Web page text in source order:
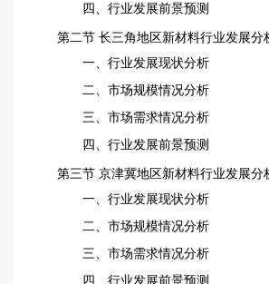
四、行业发展前景预测
第二节 长三角地区新材料行业发展分
一、行业发展现状分析
二、市场规模情况分析
三、市场需求情况分析
四、行业发展前景预测
第三节 京津冀地区新材料行业发展分
一、行业发展现状分析
二、市场规模情况分析
三、市场需求情况分析
四、行业发展前景预测